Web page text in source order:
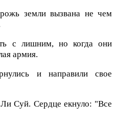
земли вызвана не чем
с лишним, но когда они
армия.
и направили свое
Суй. Сердце екнуло: "Все